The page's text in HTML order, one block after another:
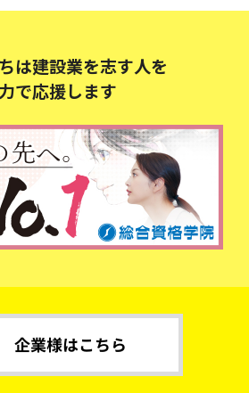
は建設業を志す人を
で応援します